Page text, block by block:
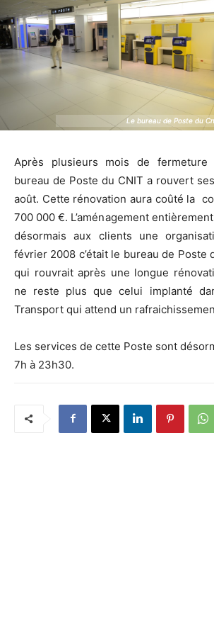
Le bureau de Poste du
Le bureau de Poste du
Après plusieurs mois de
bureau de Poste du CNIT a rouvert
août. Cette rénovation aura coûté la
700 000 €. L’aménagement
désormais aux clients une
février 2008 c’était le bureau de Poste
qui rouvrait après une longue
ne reste plus que celui implanté
Transport qui attend un
Les services de cette Poste sont
7h à 23h30.